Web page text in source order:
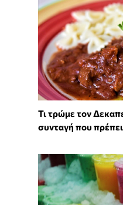
Τι τρώμε τον
συνταγή που